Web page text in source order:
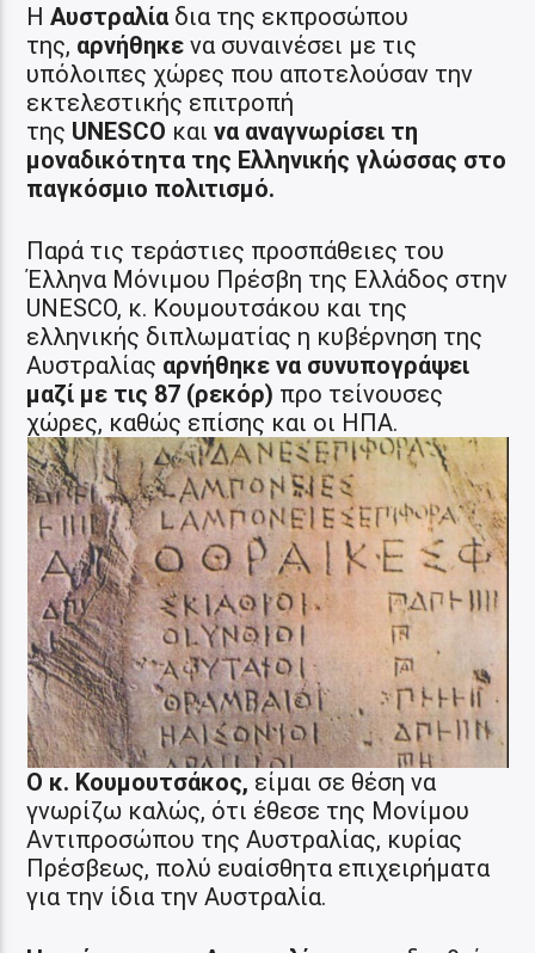
ΗΑυστραλία δια της εκπροσώπου
της, αρνήθηκε να συναινέσει με τις
υπόλοιπες χώρες που αποτελούσαν την
εκτελεστικής επιτροπή
της UNESCO καινα αναγνωρίσει τη
μοναδικότητα της Ελληνικής γλώσσας στο
παγκόσμιο πολιτισμό.
Παρά τις τεράστιες προσπάθειες του
Έλληνα Μόνιμου Πρέσβη της Ελλάδος στην
UNESCO, κ. Κουμουτσάκου και της
ελληνικής διπλωματίας η κυβέρνηση της
Αυστραλίας αρνήθηκε να συνυπογράψει
μαζί με τις 87 (ρεκόρ) προ τείνουσες
χώρες, καθώς επίσης και οι ΗΠΑ.
Ο κ. Κουμουτσάκος, είμαι σε θέση να
γνωρίζω καλώς, ότι έθεσε της Μονίμου
Αντιπροσώπου της Αυστραλίας, κυρίας
Πρέσβεως, πολύ ευαίσθητα επιχειρήματα
για την ίδια την Αυστραλία.